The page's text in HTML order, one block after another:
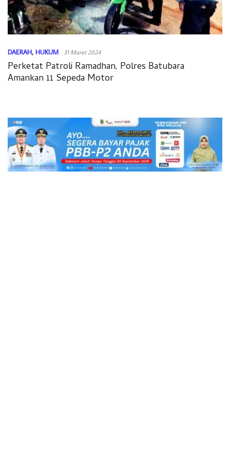
DAERAH, HUKUM 31 Maret 2024
Perketat Patroli Ramadhan, Polres Batubara
Amankan 11 Sepeda Motor